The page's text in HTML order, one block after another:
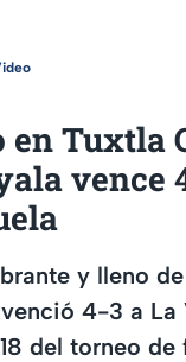
en Tuxtla
vence
y lleno
4-3 a La
del torneo